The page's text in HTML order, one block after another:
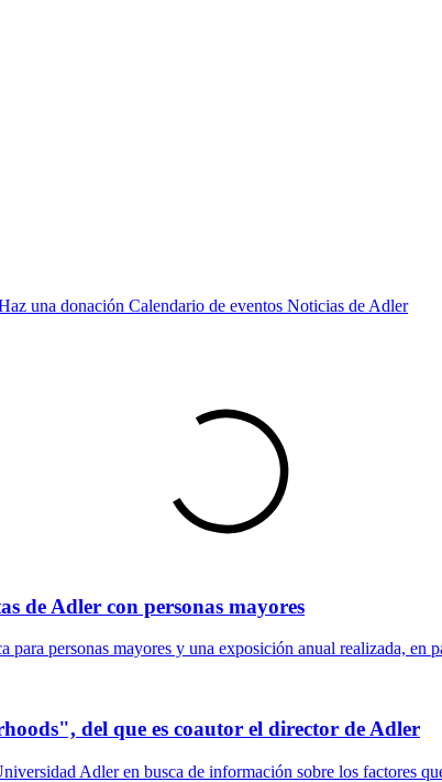
una donación Calendario de eventos Noticias de Adler
de Adler con personas mayores
personas mayores y una exposición anual realizada, en
del que es coautor el director de Adler
Adler en busca de información sobre los factores